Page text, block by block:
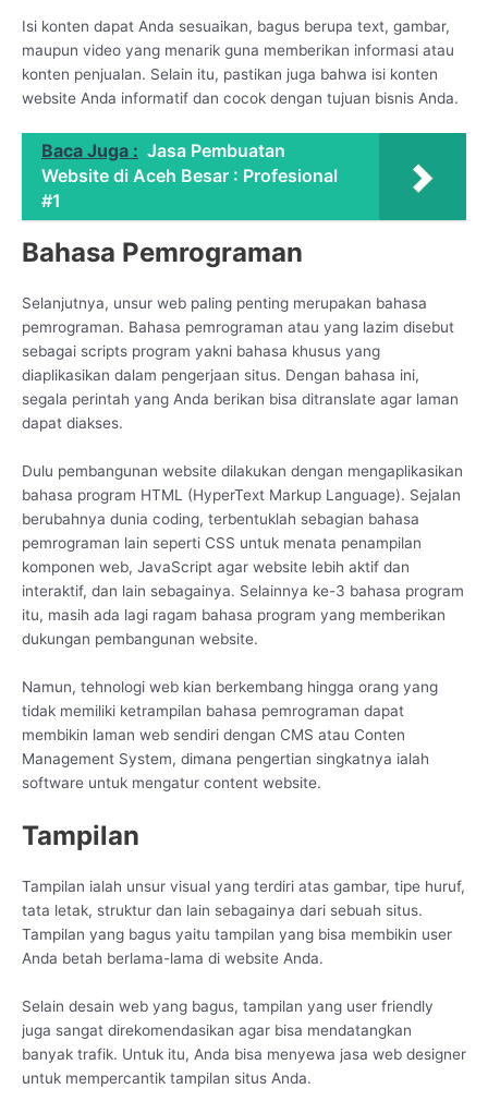
Isi konten dapat Anda sesuaikan, bagus berupa text, gambar,
maupun video yang menarik guna memberikan informasi atau
konten penjualan. Selain itu, pastikan juga bahwa isi konten
website Anda informatif dan cocok dengan tujuan bisnis Anda.
Baca Juga : Jasa Pembuatan
Website di Aceh Besar : Profesional
#1
Bahasa Pemrograman
Selanjutnya, unsur web paling penting merupakan bahasa
pemrograman. Bahasa pemrograman atau yang lazim disebut
sebagai scripts program yakni bahasa khusus yang
diaplikasikan dalam pengerjaan situs. Dengan bahasa ini,
segala perintah yang Anda berikan bisa ditranslate agar laman
dapat diakses.
Dulu pembangunan website dilakukan dengan mengaplikasikan
bahasa program HTML (HyperText Markup Language). Sejalan
berubahnya dunia coding, terbentuklah sebagian bahasa
pemrograman lain seperti CSS untuk menata penampilan
komponen web, JavaScript agar website lebih aktif dan
interaktif, dan lain sebagainya. Selainnya ke-3 bahasa program
itu, masih ada lagi ragam bahasa program yang memberikan
dukungan pembangunan website.
Namun, tehnologi web kian berkembang hingga orang yang
tidak memiliki ketrampilan bahasa pemrograman dapat
membikin laman web sendiri dengan CMS atau Conten
Management System, dimana pengertian singkatnya ialah
software untuk mengatur content website.
Tampilan
Tampilan ialah unsur visual yang terdiri atas gambar, tipe huruf,
tata letak, struktur dan lain sebagainya dari sebuah situs.
Tampilan yang bagus yaitu tampilan yang bisa membikin user
Anda betah berlama-lama di website Anda.
Selain desain web yang bagus, tampilan yang user friendly
juga sangat direkomendasikan agar bisa mendatangkan
banyak trafik. Untuk itu, Anda bisa menyewa jasa web designer
untuk mempercantik tampilan situs Anda.